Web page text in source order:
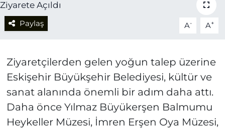
Paylaş A- A+
Ziyaretçilerden gelen yoğun talep üzerine
Eskişehir Büyükşehir Belediyesi, kültür ve
sanat alanında önemli bir adım daha attı.
Daha önce Yılmaz Büyükerşen Balmumu
Heykeller Müzesi, İmren Erşen Oya Müzesi,